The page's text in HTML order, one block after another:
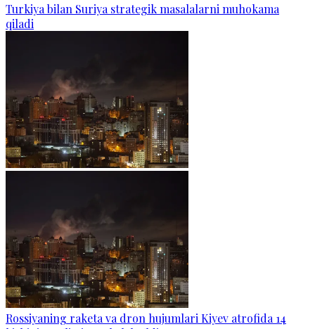
Turkiya bilan Suriya strategik masalalarni muhokama
qiladi
Rossiyaning raketa va dron hujumlari Kiyev atrofida 14